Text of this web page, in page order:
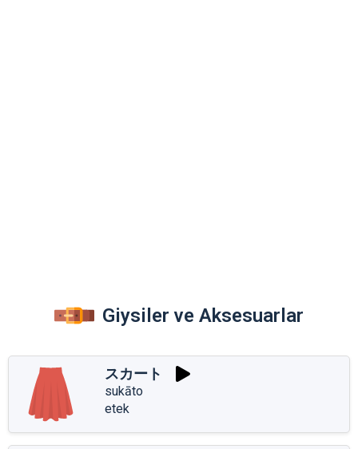
Giysiler ve Aksesuarlar
スカート
sukāto
etek